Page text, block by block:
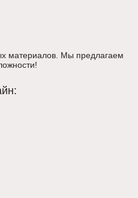
материалов. Мы предлагаем